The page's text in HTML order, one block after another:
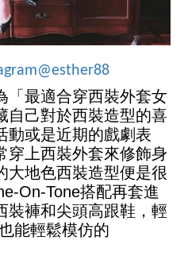
「最適合穿西裝外套女
自己對於西裝造型的喜
動或是近期的戲劇表
穿上西裝外套來修飾身
大地色西裝造型便是很
On-Tone搭配再套進
裝褲和尖頭高跟鞋，輕
能輕鬆模仿的